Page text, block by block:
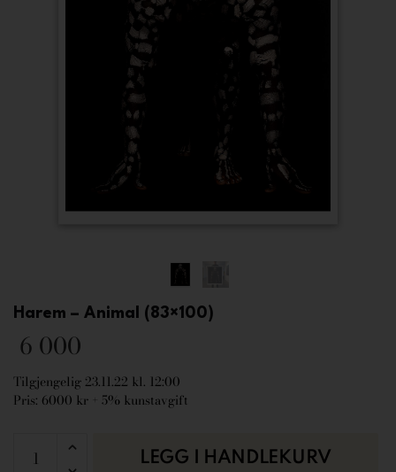
Harem – Animal (83×100)
6 000
Tilgjengelig 23.11.22 kl. 12:00
Pris: 6000 kr + 5% kunstavgift
LEGG I HANDLEKURV